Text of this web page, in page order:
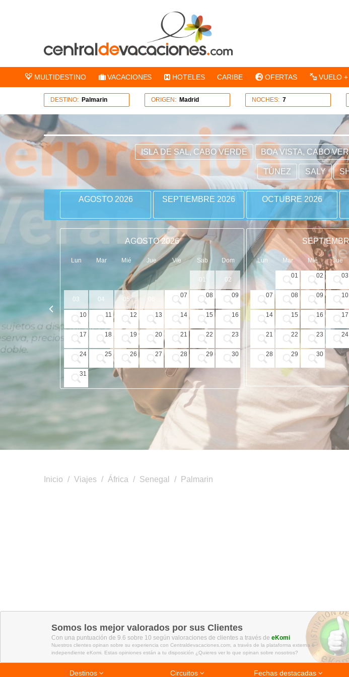
MULTIDESTINO VACACIONES HOTELES CARIBE OFERTAS VUELO +
DESTINO: Palmarin ORIGEN: Madrid NOCHES: 7
ISLA DE SAL, CABO VERDE BOA VISTA, CABO
TÚNEZ SALY
AGOSTO 2026 SEPTIEMBRE 2026 OCTUBRE 2026
AGOSTO 2026
Lun Mar Mié Jue Vie Sab Dom
01 02
03 04 05
07 08 09
10 11 12 13 14 15 16
17 18 19 20 21 22 23
24 25 26 27 28 29 30
31
Lun Mar Mié Jue
01 02 03
07 08 09 10
14 15 16 17
21 22 23 24
28 29 30
Inicio / Viajes / África / Senegal / Palmarin
Somos los mejor valorados por sus Clientes
Con una puntuación de 9.6 sobre 10 según valoraciones de clientes a través de eKomi
Nuestros clientes opinan sobre su experiencia con Centraldevacaciones.com, a través de la plataforma externa e
independiente eKomi. Estas opiniones están a tu disposición ¿Quieres ver lo que opinan sobre nosotros?
Destinos Circuitos Fechas destacadas